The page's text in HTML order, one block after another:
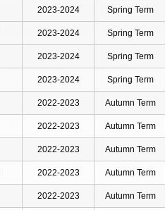
2023-2024 Spring Term
2023-2024 Spring Term
2023-2024 Spring Term
2023-2024 Spring Term
2022-2023 Autumn Term
2022-2023 Autumn Term
2022-2023 Autumn Term
2022-2023 Autumn Term
2022-2023 Autumn Term